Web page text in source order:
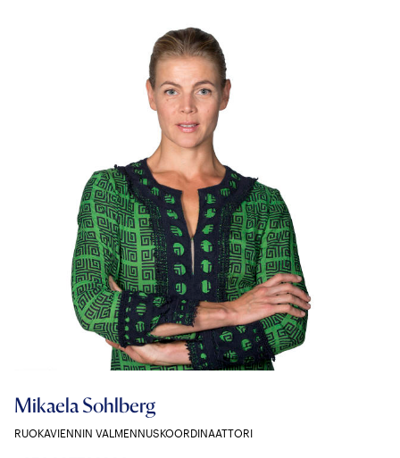
Mikaela Sohlberg
RUOKAVIENNIN VALMENNUSKOORDINAATTORI